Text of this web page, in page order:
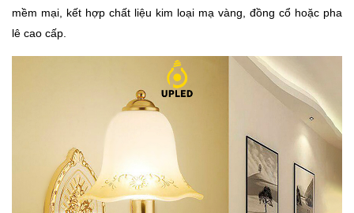
mềm mại, kết hợp chất liệu kim loại mạ vàng, đồng cổ hoặc pha
lê cao cấp.